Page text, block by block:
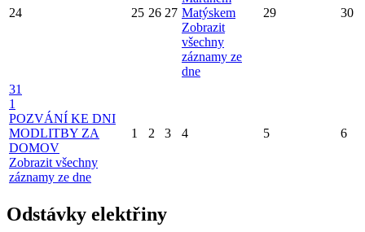
24 25 26 27 Matýskem
Zobrazit
všechny
záznamy ze
dne
29 30
31
1
POZVÁNÍ KE DNI
MODLITBY ZA
DOMOV
Zobrazit všechny
záznamy ze dne
1 2 3 4 5 6
Odstávky elektřiny